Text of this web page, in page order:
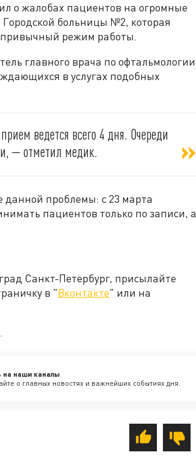
о жалобах пациентов на огромные
Городской больницы №2, которая
привычный режим работы.
главного врача по офтальмологии
в услугах подобных
ведется всего 4 дня. Очереди
— отметил медик.
проблемы: с 23 марта
пациентов только по записи, а
Санкт-Петербург, присылайте
в "Вконтакте" или на
на наши каналы
о главных новостях и важнейших событиях дня.